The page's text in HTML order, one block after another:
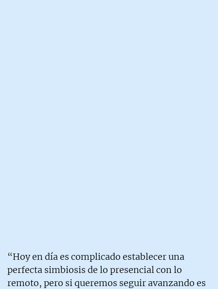
“Hoy en día es complicado establecer una
perfecta simbiosis de lo presencial con lo
remoto, pero si queremos seguir avanzando es